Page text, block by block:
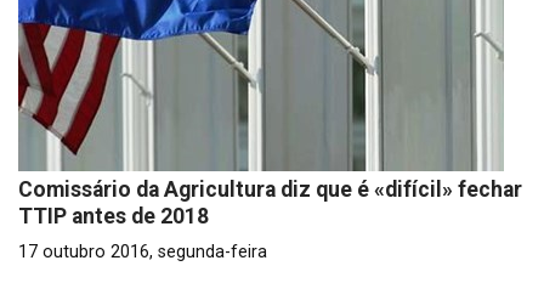
Comissário da Agricultura diz que é «difícil» fechar
TTIP antes de 2018
17 outubro 2016, segunda-feira